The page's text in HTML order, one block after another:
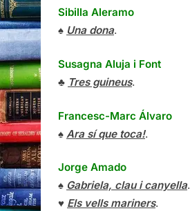
Sibilla Aleramo
♠ Una dona.
Susagna Aluja i Font
♣ Tres guineus.
Francesc-Marc Álvaro
♠ Ara sí que toca!.
Jorge Amado
♠ Gabriela, clau i canyella.
♥ Els vells mariners.